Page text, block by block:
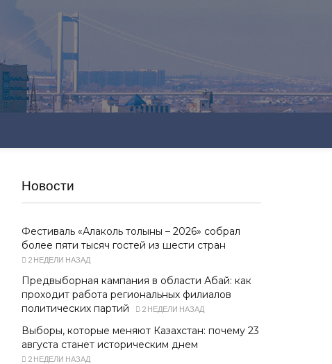
Новости
Фестиваль «Алаколь толқыны – 2026» собрал
более пяти тысяч гостей из шести стран
2 НЕДЕЛИ НАЗАД
Предвыборная кампания в области Абай: как
проходит работа региональных филиалов
политических партий
2 НЕДЕЛИ НАЗАД
Выборы, которые меняют Казахстан: почему 23
августа станет историческим днем
2 НЕДЕЛИ НАЗАД